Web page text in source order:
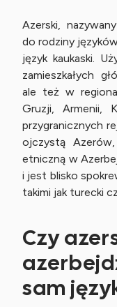
Azerski,
do rodziny
język kaukaski.
zamieszkałych
ale też w
Gruzji, Armenii,
przygranicznych
ojczystą
etniczną w
i jest blisko
takimi jak turecki
Czy
sam